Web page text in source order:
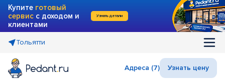
Купите готовый
сервис с доходом и
клиентами
Узнать детали
Тольятти
Адреса (7) Узнать цену